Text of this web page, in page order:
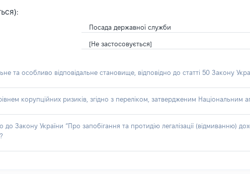
Посада державної служби
[Не застосовується]
та особливо відповідальне становище, відповідно до статті 50 Закону
корупційних ризиків, згідно з переліком, затвердженим Національним
до Закону України “Про запобігання та протидію легалізації